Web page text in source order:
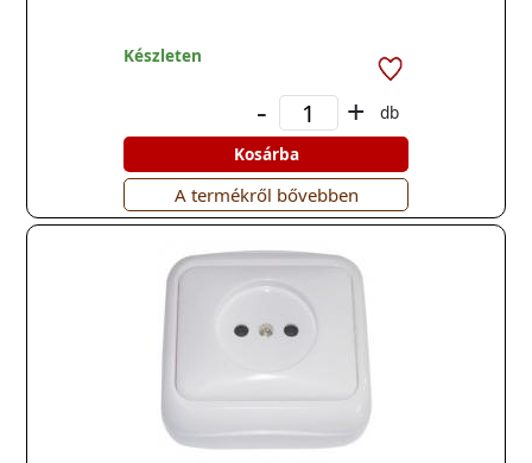
Készleten
- +
db
Kosárba
A termékről bővebben